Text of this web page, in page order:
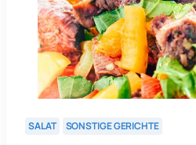
SALAT SONSTIGE GERICHTE